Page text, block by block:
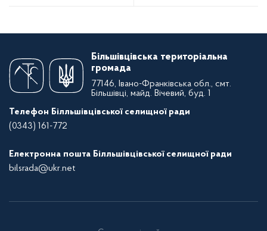
Більшівцівська територіальна
громада
77146, Івано-Франківська обл., смт.
Більшівці, майд. Вічевий, буд. 1
Телефон Білльшівцівської селищної ради
(0343) 161-772
Електронна пошта Білльшівцівської селищної ради
bilsrada@ukr.net